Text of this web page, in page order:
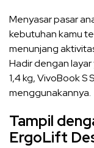
Menyasar pasar
kebutuhan kamu
menunjang
Hadir dengan
1,4 kg, VivoBook S
menggunakannya.
Tampil
ErgoLift